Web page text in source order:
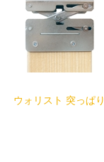
ウォリスト 突っぱ